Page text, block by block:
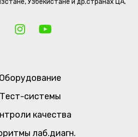
Оборудование
Тест-системы
качества
лаб.диагн.